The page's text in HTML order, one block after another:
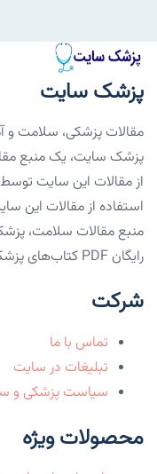
پزشک سایت
مقالات پزشکی، سلامت و
پزشک سایت، یک منبع
از مقالات این سایت
استفاده از مقالات این
منبع مقالات سلامت،
رایگان PDF کتاب‌های پزشکی.
شرکت
تماس با ما
تبلیغات در سایت
سیاست پزشکی و
محصولات ویژه